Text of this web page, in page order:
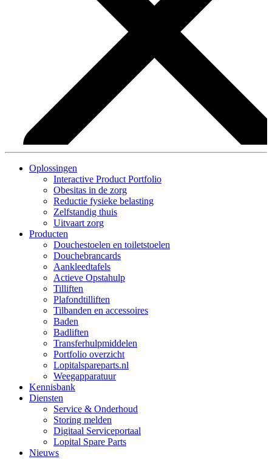
Oplossingen
Interactive Product Portfolio
Obesitas in de zorg
Reductie fysieke belasting
Zelfstandig thuis
Uitvaart zorg
Producten
Douchestoelen en toiletstoelen
Douchebrancards
Aankleedtafels
Actieve Opstahulp
Tilliften
Plafondtilliften
Tilbanden en accessoires
Baden
Badliften
Transferhulpmiddelen
Portfolio overzicht
Lopitalspareparts.nl
Weegapparatuur
Kennisbank
Diensten
Service & Onderhoud
Storing melden
Digitaal Serviceportaal
Lopital Spare Parts
Nieuws